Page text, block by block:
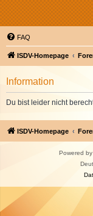
FAQ
ISDV-Homepage
Information
Du bist leider nicht
ISDV-Homepage
Powered by